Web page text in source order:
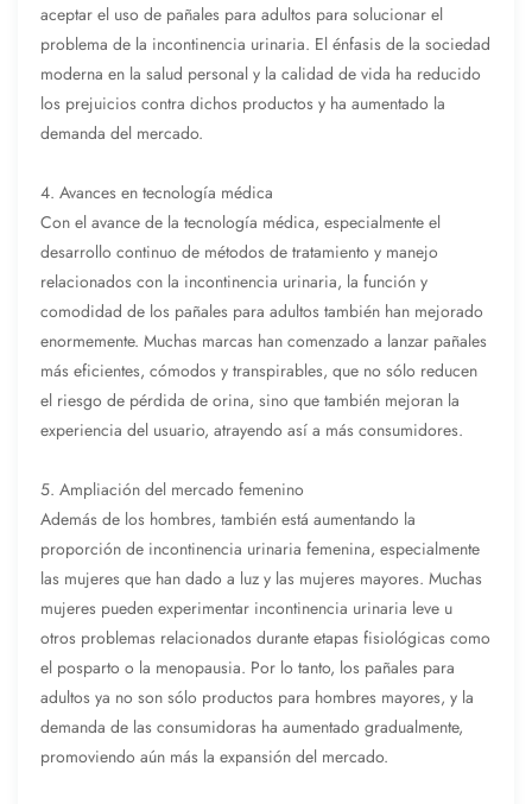
aceptar el uso de pañales para adultos para solucionar el
problema de la incontinencia urinaria. El énfasis de la sociedad
moderna en la salud personal y la calidad de vida ha reducido
los prejuicios contra dichos productos y ha aumentado la
demanda del mercado.
4. Avances en tecnología médica
Con el avance de la tecnología médica, especialmente el
desarrollo continuo de métodos de tratamiento y manejo
relacionados con la incontinencia urinaria, la función y
comodidad de los pañales para adultos también han mejorado
enormemente. Muchas marcas han comenzado a lanzar pañales
más eficientes, cómodos y transpirables, que no sólo reducen
el riesgo de pérdida de orina, sino que también mejoran la
experiencia del usuario, atrayendo así a más consumidores.
5. Ampliación del mercado femenino
Además de los hombres, también está aumentando la
proporción de incontinencia urinaria femenina, especialmente
las mujeres que han dado a luz y las mujeres mayores. Muchas
mujeres pueden experimentar incontinencia urinaria leve u
otros problemas relacionados durante etapas fisiológicas como
el posparto o la menopausia. Por lo tanto, los pañales para
adultos ya no son sólo productos para hombres mayores, y la
demanda de las consumidoras ha aumentado gradualmente,
promoviendo aún más la expansión del mercado.